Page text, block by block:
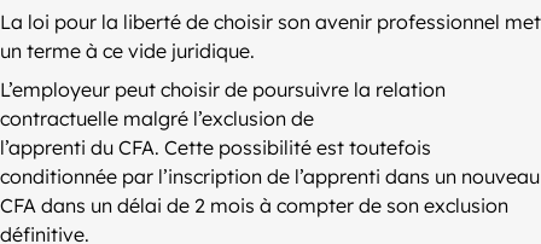
La loi pour la liberté de choisir son avenir professionnel met
un terme à ce vide juridique.
L’employeur peut choisir de poursuivre la relation
contractuelle malgré l’exclusion de
l’apprenti du CFA. Cette possibilité est toutefois
conditionnée par l’inscription de l’apprenti dans un nouveau
CFA dans un délai de 2 mois à compter de son exclusion
définitive.